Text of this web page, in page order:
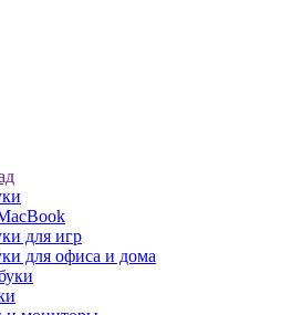
для игр
для офиса и дома